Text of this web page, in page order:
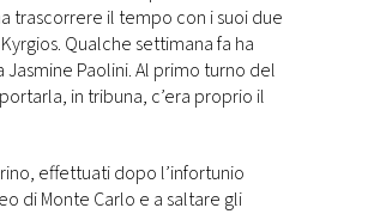
trascorrere il tempo con i suoi due
Qualche settimana fa ha
Paolini. Al primo turno del
in tribuna, c’era proprio il
effettuati dopo l’infortunio
di Monte Carlo e a saltare gli